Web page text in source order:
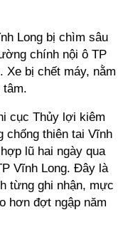
Long bị chìm sâu
chính nội ô TP
Xe bị chết máy, nằm
tâm.
cục Thủy lợi kiêm
chống thiên tai Vĩnh
lũ hai ngày qua
Vĩnh Long. Đây là
từng ghi nhận, mực
hơn đợt ngập năm